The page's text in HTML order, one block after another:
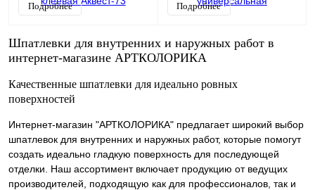
Подробнее Подробнее
Шпатлевки для внутренних и наружных работ в
интернет-магазине АРТКОЛОРИКА
Качественные шпатлевки для идеально ровных
поверхностей
Интернет-магазин "АРТКОЛОРИКА" предлагает широкий выбор
шпатлевок для внутренних и наружных работ, которые помогут
создать идеально гладкую поверхность для последующей
отделки. Наш ассортимент включает продукцию от ведущих
производителей, подходящую как для профессионалов, так и